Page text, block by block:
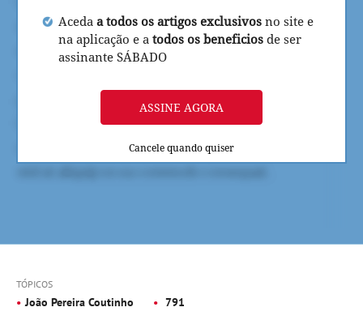
Aceda a todos os artigos exclusivos no site e
na aplicação e a todos os beneficios de ser
assinante SÁBADO
ASSINE AGORA
Cancele quando quiser
TÓPICOS
João Pereira Coutinho 791